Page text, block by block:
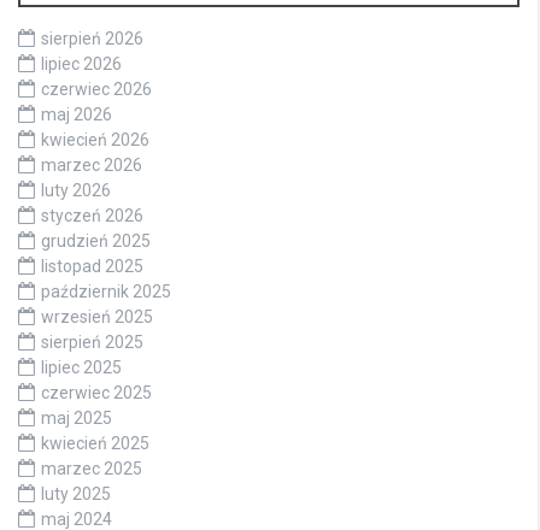
sierpień 2026
lipiec 2026
czerwiec 2026
maj 2026
kwiecień 2026
marzec 2026
luty 2026
styczeń 2026
grudzień 2025
listopad 2025
październik 2025
wrzesień 2025
sierpień 2025
lipiec 2025
czerwiec 2025
maj 2025
kwiecień 2025
marzec 2025
luty 2025
maj 2024